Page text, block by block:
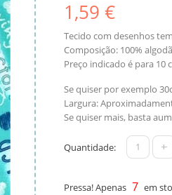
1,59 €
Tecido com desenhos
Composição: 100%
Preço indicado é para 10
Se quiser por exemplo
Largura:
Se quiser mais, basta
Quantidade: +
Pressa! Apenas 7 em